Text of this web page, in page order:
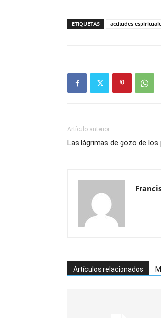
ETIQUETAS actitudes
Artículo anterior
Las lágrimas de gozo de
Artículos relacionados